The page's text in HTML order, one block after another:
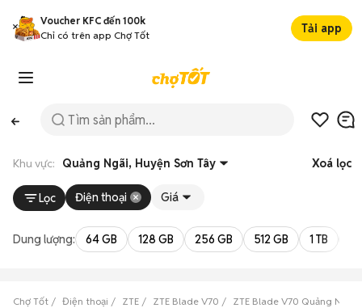
Voucher KFC đến 100k
Chỉ có trên app Chợ Tốt
Tải app
Khu vực: Quảng Ngãi, Huyện Sơn Tây Xoá lọc
Lọc Điện thoại Giá
Dung lượng: 64 GB 128 GB 256 GB 512 GB 1 TB
Chợ Tốt Điện thoại ZTE ZTE Blade V70 ZTE Blade V70 Quảng Ngãi